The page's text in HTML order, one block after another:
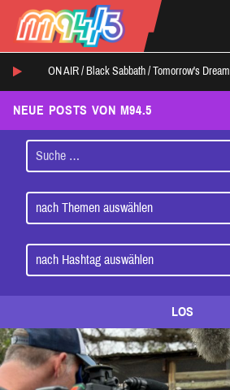
ON AIR / Black Sabbath / Tomorrow's Dream
NEUE POSTS VON M94.5
LOS